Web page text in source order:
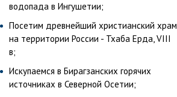
водопада в Ингушетии;
Посетим древнейший христианский храм
на территории России - Тхаба Ерда, VIII
в;
Искупаемся в Бирагзанских горячих
источниках в Северной Осетии;